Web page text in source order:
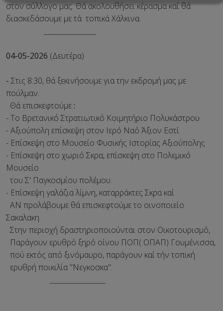
στον σύλλογο μας. Θά ακολουθήσει κέρασμα καί θά
διασκεδάσουμε με τά τοπικά Χάλκινα.
04-05-2026 (Δευτέρα)
- Στις 8:30, θά ξεκινήσουμε για την εκδρομή μας με
πούλμαν.
Θά επισκεφτούμε :
- Το Βρετανικό Στρατιωτικό Κοιμητήριο Πολυκάστρου
- Αξιούπολη επίσκεψη στον Ιερό Ναό Άξιον Εστί
- Επίσκεψη στο Μουσείο Φυσικής Ιστορίας Αξιούπολης
- Επίσκεψη στο χωριό Σκρα, επίσκεψη στο Πολεμικό
Μουσείο
του Σ' Παγκοσμίου πολέμου.
- Επίσκεψη γαλάζια λίμνη, καταρράκτες Σκρα καί
ΑΝ προλάβουμε θά επισκεφτούμε το οινοποιείο
Σακαλακη
Στην περιοχή δραστηριοποιούνται στον Οικοτουρισμό,
Παράγουν ερυθρό ξηρό οίνου ΠΟΠ( ΟΠΑΠ) Γουμένισσα,
πού εκτός από ξινόμαυρο, παράγουν καί τήν τοπική
ερυθρή ποικιλία "Νεγκοσκα".